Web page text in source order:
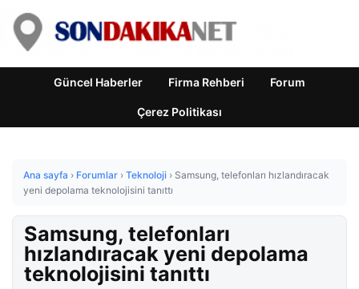
Güncel Haberler Firma Rehberi Forum
Çerez Politikası
Ana sayfa › Forumlar › Teknoloji › Samsung, telefonları hızlandıracak
yeni depolama teknolojisini tanıttı
Samsung, telefonları
hızlandıracak yeni depolama
teknolojisini tanıttı